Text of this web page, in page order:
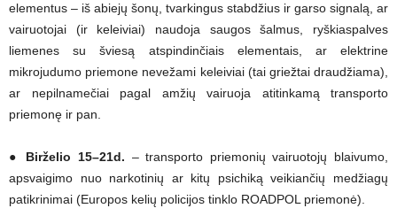
elementus – iš abiejų šonų, tvarkingus stabdžius ir garso signalą, ar
vairuotojai (ir keleiviai) naudoja saugos šalmus, ryškiaspalves
liemenes su šviesą atspindinčiais elementais, ar elektrine
mikrojudumo priemone nevežami keleiviai (tai griežtai draudžiama),
ar nepilnamečiai pagal amžių vairuoja atitinkamą transporto
priemonę ir pan.
● Birželio 15–21d. – transporto priemonių vairuotojų blaivumo,
apsvaigimo nuo narkotinių ar kitų psichiką veikiančių medžiagų
patikrinimai (Europos kelių policijos tinklo ROADPOL priemonė).